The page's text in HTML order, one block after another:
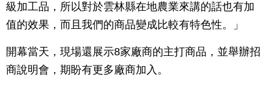
級加工品，所以對於雲林縣在地農業來講的話也有加
值的效果，而且我們的商品變成比較有特色性。」
開幕當天，現場還展示8家廠商的主打商品，並舉辦招
商說明會，期盼有更多廠商加入。